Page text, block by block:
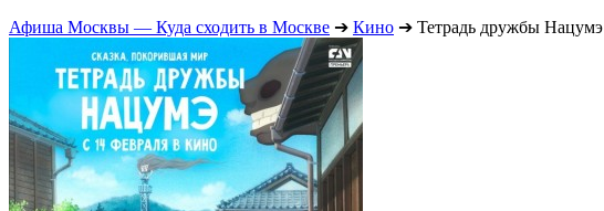
Афиша Москвы — Куда сходить в Москве ➔ Кино ➔ Тетрадь дружбы Нацумэ